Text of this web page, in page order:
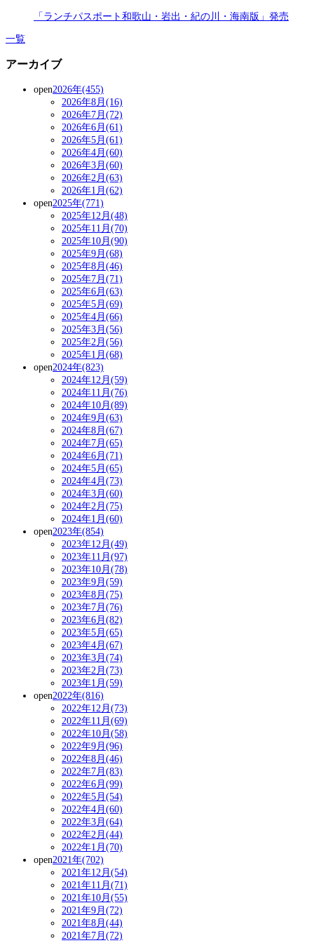
「ランチパスポート和歌山・岩出・紀の川・海南版」発売
一覧
アーカイブ
open2026年(455)
2026年8月(16)
2026年7月(72)
2026年6月(61)
2026年5月(61)
2026年4月(60)
2026年3月(60)
2026年2月(63)
2026年1月(62)
open2025年(771)
2025年12月(48)
2025年11月(70)
2025年10月(90)
2025年9月(68)
2025年8月(46)
2025年7月(71)
2025年6月(63)
2025年5月(69)
2025年4月(66)
2025年3月(56)
2025年2月(56)
2025年1月(68)
open2024年(823)
2024年12月(59)
2024年11月(76)
2024年10月(89)
2024年9月(63)
2024年8月(67)
2024年7月(65)
2024年6月(71)
2024年5月(65)
2024年4月(73)
2024年3月(60)
2024年2月(75)
2024年1月(60)
open2023年(854)
2023年12月(49)
2023年11月(97)
2023年10月(78)
2023年9月(59)
2023年8月(75)
2023年7月(76)
2023年6月(82)
2023年5月(65)
2023年4月(67)
2023年3月(74)
2023年2月(73)
2023年1月(59)
open2022年(816)
2022年12月(73)
2022年11月(69)
2022年10月(58)
2022年9月(96)
2022年8月(46)
2022年7月(83)
2022年6月(99)
2022年5月(54)
2022年4月(60)
2022年3月(64)
2022年2月(44)
2022年1月(70)
open2021年(702)
2021年12月(54)
2021年11月(71)
2021年10月(55)
2021年9月(72)
2021年8月(44)
2021年7月(72)